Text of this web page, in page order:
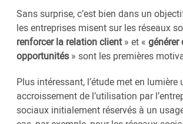
Sans surprise, c’est bien dans un
les entreprises misent sur les réseaux
renforcer la relation client» et « générer
opportunités » sont les premières
Plus intéressant, l’étude met en lumière
accroissement de l’utilisation par
sociaux initialement réservés à un